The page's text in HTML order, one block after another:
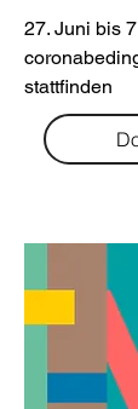
27. Juni bis
stattfinden